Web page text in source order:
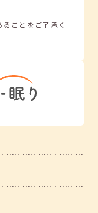
ことをご了承く